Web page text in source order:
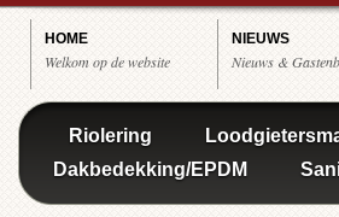
HOME
Welkom op de website
NIEUWS
Nieuws &
Riolering
Dakbedekking/EPDM